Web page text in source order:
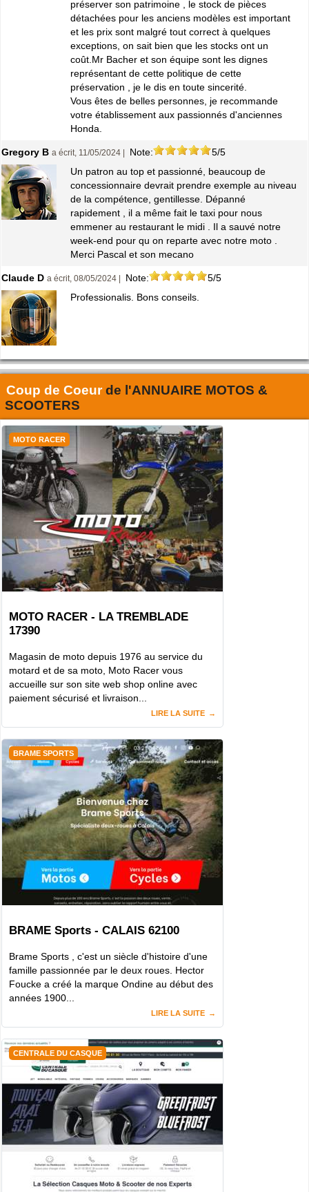
préserver son patrimoine , le stock de pièces
détachées pour les anciens modèles est important
et les prix sont malgré tout correct à quelques
exceptions, on sait bien que les stocks ont un
coût.Mr Bacher et son équipe sont les dignes
représentant de cette politique de cette
préservation , je le dis en toute sincerité.
Vous êtes de belles personnes, je recommande
votre établissement aux passionnés d'anciennes
Honda.
Gregory B a écrit, 11/05/2024 | Note:
5/5
Un patron au top et passionné, beaucoup de
concessionnaire devrait prendre exemple au niveau
de la compétence, gentillesse. Dépanné
rapidement , il a même fait le taxi pour nous
emmener au restaurant le midi . Il a sauvé notre
week-end pour qu on reparte avec notre moto .
Merci Pascal et son mecano
Claude D a écrit, 08/05/2024 | Note:
5/5
Professionalis. Bons conseils.
Coup de Coeurde l'ANNUAIRE MOTOS &
SCOOTERS
MOTO RACER
MOTO RACER - LA TREMBLADE
17390
Magasin de moto depuis 1976 au service du
motard et de sa moto, Moto Racer vous
accueille sur son site web shop online avec
paiement sécurisé et livraison...
LIRE LA SUITE
BRAME SPORTS
BRAME Sports - CALAIS 62100
Brame Sports , c'est un siècle d'histoire d'une
famille passionnée par le deux roues. Hector
Foucke a créé la marque Ondine au début des
années 1900...
LIRE LA SUITE
CENTRALE DU CASQUE